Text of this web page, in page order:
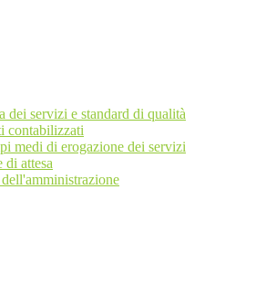
dei servizi e standard di qualità
contabilizzati
medi di erogazione dei servizi
di attesa